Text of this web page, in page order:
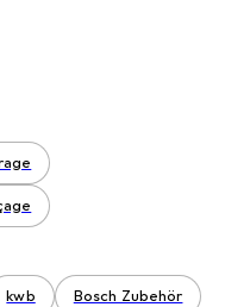
kwb Bosch Zubehör